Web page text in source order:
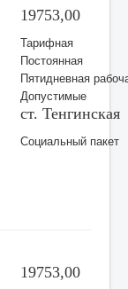
19753,00
Тарифная
Постоянная
Пятидневная
Допустимые
ст. Тенгинская
Социальный пакет
19753,00